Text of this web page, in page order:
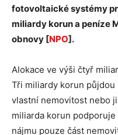
fotovoltaické systémy
miliardy korun a peníze
obnovy [NPO].
Alokace ve výši čtyř
Tři miliardy korun půjdou
vlastní nemovitost nebo
miliarda korun
nájmu pouze část